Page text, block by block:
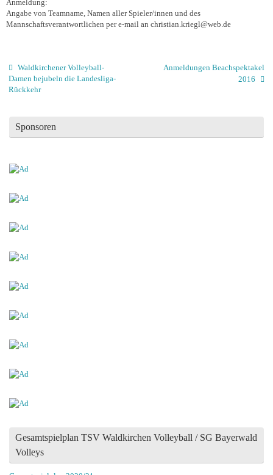
Anmeldung:
Angabe von Teamname, Namen aller Spieler/innen und des
Mannschaftsverantwortlichen per e-mail an christian.kriegl@web.de
Waldkirchener Volleyball-
Damen bejubeln die Landesliga-
Rückkehr
Anmeldungen Beachspektakel
2016
Sponsoren
Gesamtspielplan TSV Waldkirchen Volleyball / SG Bayerwald
Volleys